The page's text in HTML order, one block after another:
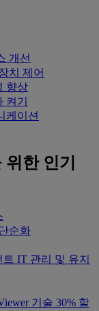
개선
치 제어
향상
켜기
케이션
한 인기
순화
IT 관리 및 유지
기술 30% 할